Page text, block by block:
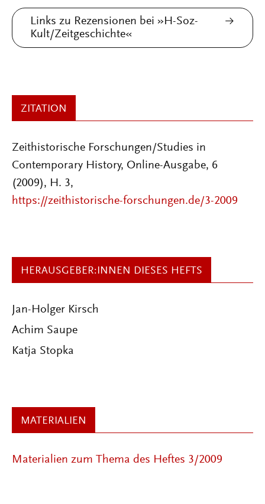
Links zu Rezensionen bei »H-Soz-
Kult/Zeitgeschichte«
ZITATION
Zeithistorische Forschungen/Studies in
Contemporary History, Online-Ausgabe, 6
(2009), H. 3,
https://zeithistorische-forschungen.de/3-2009
HERAUSGEBER:INNEN DIESES HEFTS
Jan-Holger Kirsch
Achim Saupe
Katja Stopka
MATERIALIEN
Materialien zum Thema des Heftes 3/2009